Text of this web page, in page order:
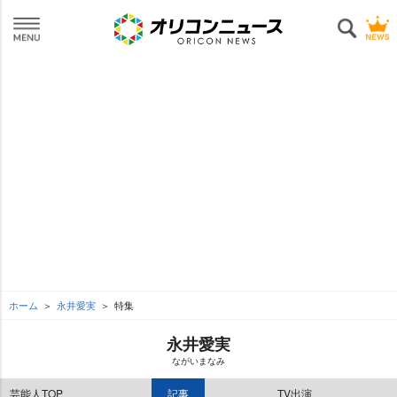
ホーム 永井愛実 特集
永井愛実
ながいまなみ
芸能人TOP 記事 TV出演